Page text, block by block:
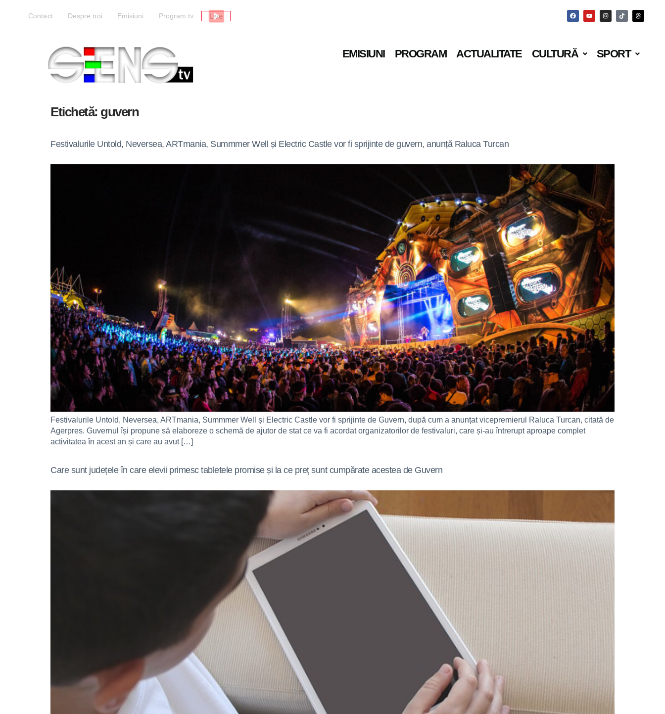
Contact Despre noi Emisiuni Program tv Live
EMISIUNI PROGRAM ACTUALITATE CULTURĂ SPORT
Etichetă: guvern
Festivalurile Untold, Neversea, ARTmania, Summmer Well și Electric Castle vor fi sprijinte de guvern, anunță Raluca Turcan
Festivalurile Untold, Neversea, ARTmania, Summmer Well și Electric Castle vor fi sprijinte de Guvern, după cum a anunțat vicepremierul Raluca Turcan, citată de
Agerpres. Guvernul își propune să elaboreze o schemă de ajutor de stat ce va fi acordat organizatorilor de festivaluri, care și-au întrerupt aproape complet
activitatea în acest an și care au avut […]
Care sunt județele în care elevii primesc tabletele promise și la ce preț sunt cumpărate acestea de Guvern